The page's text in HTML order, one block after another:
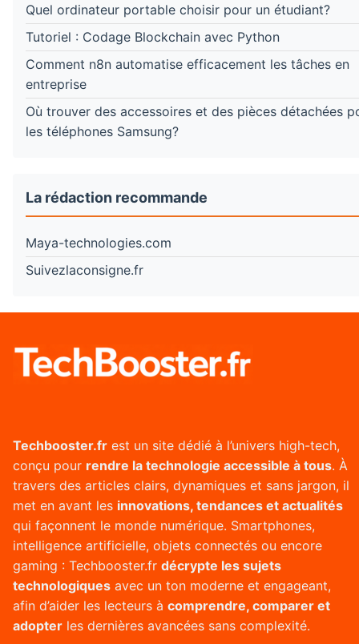
Quel ordinateur portable choisir pour un étudiant?
Tutoriel : Codage Blockchain avec Python
Comment n8n automatise efficacement les tâches en
entreprise
Où trouver des accessoires et des pièces détachées
les téléphones Samsung?
La rédaction recommande
Maya-technologies.com
Suivezlaconsigne.fr
Techbooster.fr est un site dédié à l’univers high-tech,
conçu pour rendre la technologie accessible à tous. À
travers des articles clairs, dynamiques et sans jargon, il
met en avant les innovations, tendances et actualités
qui façonnent le monde numérique. Smartphones,
intelligence artificielle, objets connectés ou encore
gaming : Techbooster.fr décrypte les sujets
technologiques avec un ton moderne et engageant,
afin d’aider les lecteurs à comprendre, comparer et
adopter les dernières avancées sans complexité.